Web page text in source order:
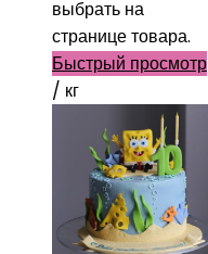
выбрать на
странице товара.
Быстрый просмотр
/ кг